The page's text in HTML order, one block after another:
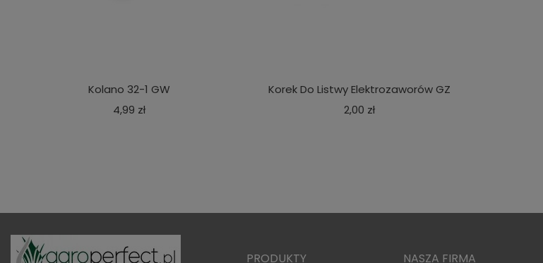
Kolano 32-1 GW
4,99 złCena
Korek Do Listwy Elektrozaworów GZ
2,00 złCena
PRODUKTY NASZA FIRMA